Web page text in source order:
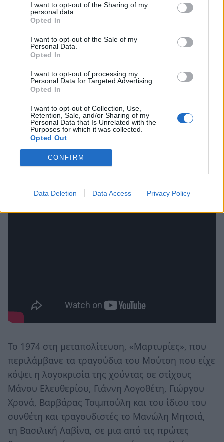
I want to opt-out of the Sharing of my
personal data.
Opted In
I want to opt-out of the Sale of my
Personal Data.
Opted In
I want to opt-out of processing my
Personal Data for Targeted Advertising.
Opted In
I want to opt-out of Collection, Use,
Retention, Sale, and/or Sharing of my
Personal Data that Is Unrelated with the
Purposes for which it was collected.
Opted Out
CONFIRM
Data Deletion Data Access Privacy Policy
Μοσχολιού, «Στο παράθυρο αγναντεύοντας» με
τον Καλογιάννη, το λαϊκό ορχηστρικό «Ο χορός
«Στροφές», άλλη μια λαϊκή και συνάμα πολύ
μελωδική δίσκογραφική δουλειά του Δήμου
Μούτση.
στίχους Πυθαγόρα, Λογοθέτη, Ελευθερίου, αλλά
και Γκάτσου. Εκεί θα ακούσουμε επιτυχίες όπως:
«Αγκαλιά και πλάι πλάι», «Και γειά χαρά», «Μια
βραδιά στη Λάρισα», «Εγώ είμ' εγώ» και το
ατμοσφαιρικό «Στους μπαξέδες» που είναι
Το 1974 στη μεταπολίτευση, «Μαρτυρίες», που
περιλάμβανε τα τραγούδια του Μούτση που είχε
κόψει η λογοκρισία της χούντας σε στίχους
Μάνου Ελευθερίου, Γιάννη Λογοθέτη, Γιώργου
Χρονά, Βαρβάρας Τσιμπούλη και του ίδιου του
συνθέτη και τραγουδιστές το Μανώλη Μητσιά,
τη Βασιλική Λαβίνα, σε μια από τις πρώτες